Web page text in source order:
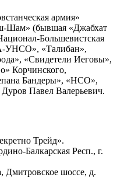
армия»
Шам» (бывшая «Джабхат
Большевистская
УНСО», «Талибан»,
«Свидетели Иеговы»,
Корчинского,
Бандеры», «НСО»,
Павел Валерьевич.
Трейд».
Балкарская Респ., г.
Дмитровское шоссе, д.